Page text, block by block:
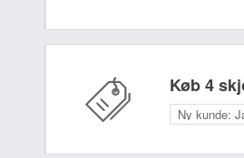
Køb 4
Ny kunde: